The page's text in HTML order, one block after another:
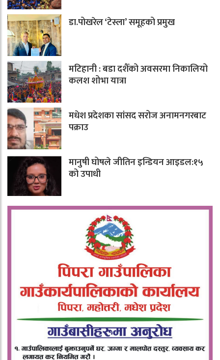
डा.पोखरेल ‘टेस्ला’ समूहको प्रमुख
मटिहानी : बडा दशैँको अवसरमा निकालियो
कलश शोभा यात्रा
मधेश प्रदेशका सांसद सरोज अनामनगरबाट
पक्राउ
मानुषी घोषले जीतिन इन्डियन आइडल:१५
को उपाधी